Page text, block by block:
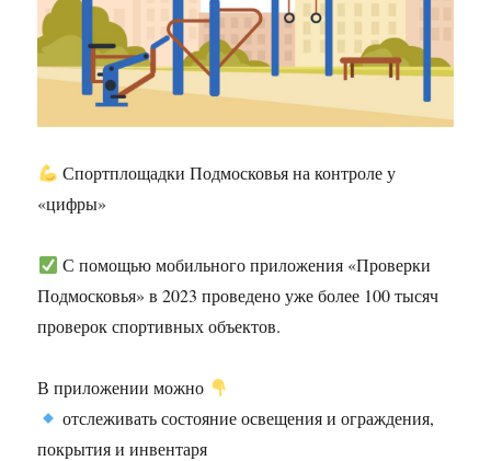
Спортплощадки Подмосковья на контроле у
«цифры»
С помощью мобильного приложения «Проверки
Подмосковья» в 2023 проведено уже более 100 тысяч
проверок спортивных объектов.
В приложении можно
отслеживать состояние освещения и ограждения,
покрытия и инвентаря